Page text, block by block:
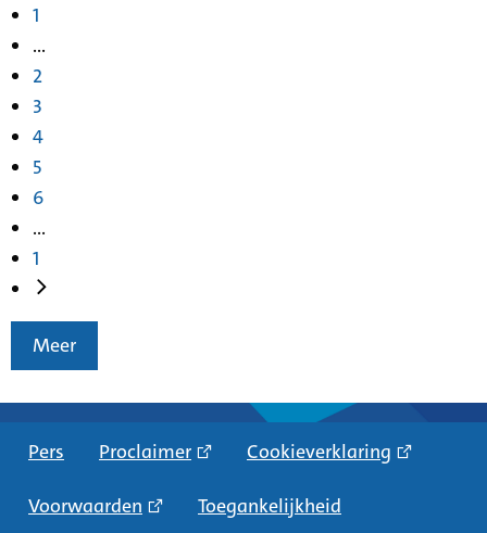
1
...
2
3
4
5
6
...
1
Meer
Pers Proclaimer Cookieverklaring
Voorwaarden Toegankelijkheid